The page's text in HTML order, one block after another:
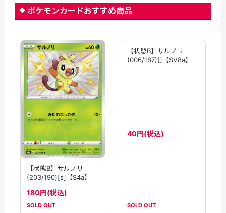
ポケモンカードおすすめ商品
【状態B】サルノリ
(203/190)[s]【S4a】
180円(税込)
SOLD OUT SOLD OUT